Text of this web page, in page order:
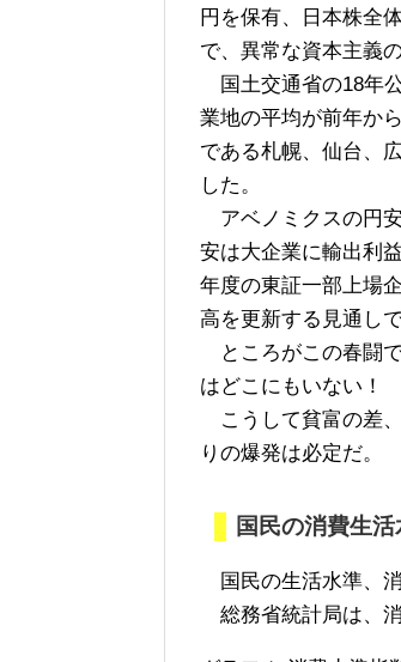
円を保有、日本株全
で、異常な資本主義
国土交通省の18年
業地の平均が前年か
である札幌、仙台、
した。
アベノミクスの円
安は大企業に輸出利
年度の東証一部上場
高を更新する見通し
ところがこの春闘
はどこにもいない！
こうして貧富の差
りの爆発は必定だ。
国民の消費生
国民の生活水準、
総務省統計局は、